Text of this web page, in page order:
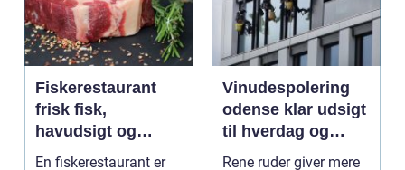
Fiskerestaurant
frisk fisk,
havudsigt og
afslappet
En fiskerestaurant er
Vinudespolering
odense klar udsigt
til hverdag og
erhverv
Rene ruder giver mere